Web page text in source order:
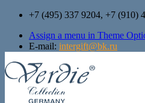
Skip
content
+7 (495) 337 9204, +7 (910)
Assign a menu in Theme
E-mail: intergift@bk.ru